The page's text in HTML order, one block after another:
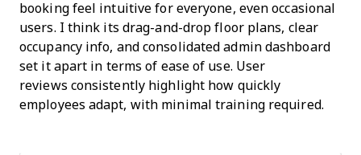
booking feel intuitive for everyone, even occasional
users. I think its drag-and-drop floor plans, clear
occupancy info, and consolidated admin dashboard
set it apart in terms of ease of use. User
reviews consistently highlight how quickly
employees adapt, with minimal training required.